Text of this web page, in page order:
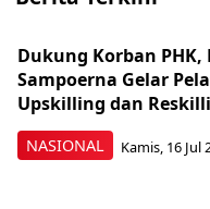
NASIONAL
Dukung Korban
Sampoerna Gelar
Upskilling dan
Kamis, 16 Jul